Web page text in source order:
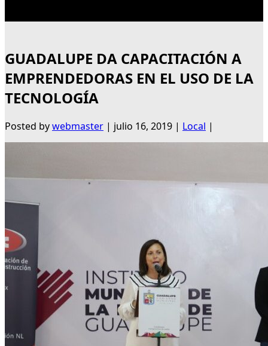
GUADALUPE DA CAPACITACIÓN A
EMPRENDEDORAS EN EL USO DE LA
TECNOLOGÍA
Posted bywebmaster | julio 16, 2019 | Local |